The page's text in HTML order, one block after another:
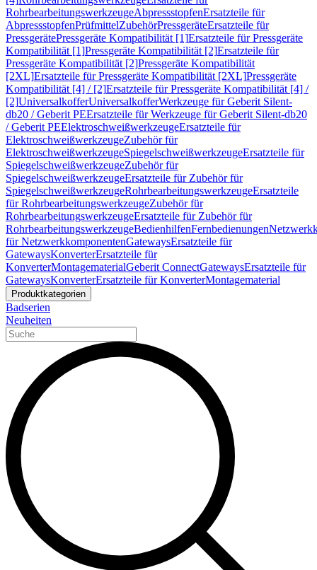
RohrbearbeitungswerkzeugeAbpressstopfenErsatzteile für
AbpressstopfenPrüfmittelZubehörPressgeräteErsatzteile für
PressgerätePressgeräte Kompatibilität [1]Ersatzteile für Pressgeräte
Kompatibilität [1]Pressgeräte Kompatibilität [2]Ersatzteile für
Pressgeräte Kompatibilität [2]Pressgeräte Kompatibilität
[2XL]Ersatzteile für Pressgeräte Kompatibilität [2XL]Pressgeräte
Kompatibilität [4] / [2]Ersatzteile für Pressgeräte Kompatibilität [4] /
[2]UniversalkofferUniversalkofferWerkzeuge für Geberit Silent-
db20 / Geberit PEErsatzteile für Werkzeuge für Geberit Silent-db20
/ Geberit PEElektroschweißwerkzeugeErsatzteile für
ElektroschweißwerkzeugeZubehör für
ElektroschweißwerkzeugeSpiegelschweißwerkzeugeErsatzteile für
SpiegelschweißwerkzeugeZubehör für
SpiegelschweißwerkzeugeErsatzteile für Zubehör für
SpiegelschweißwerkzeugeRohrbearbeitungswerkzeugeErsatzteile
für RohrbearbeitungswerkzeugeZubehör für
RohrbearbeitungswerkzeugeErsatzteile für Zubehör für
RohrbearbeitungswerkzeugeBedienhilfenFernbedienungen
für NetzwerkkomponentenGatewaysErsatzteile für
GatewaysKonverterErsatzteile für
KonverterMontagematerialGeberit ConnectGatewaysErsatzteile für
GatewaysKonverterErsatzteile für KonverterMontagematerial
Produktkategorien
Badserien
Neuheiten